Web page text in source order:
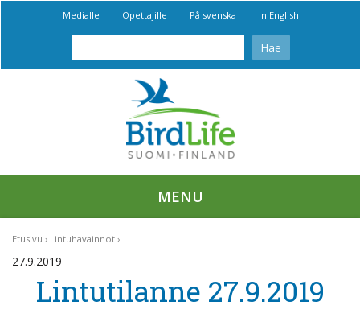
Medialle Opettajille På svenska In English
MENU
Etusivu Lintuhavainnot
27.9.2019
Lintutilanne 27.9.2019